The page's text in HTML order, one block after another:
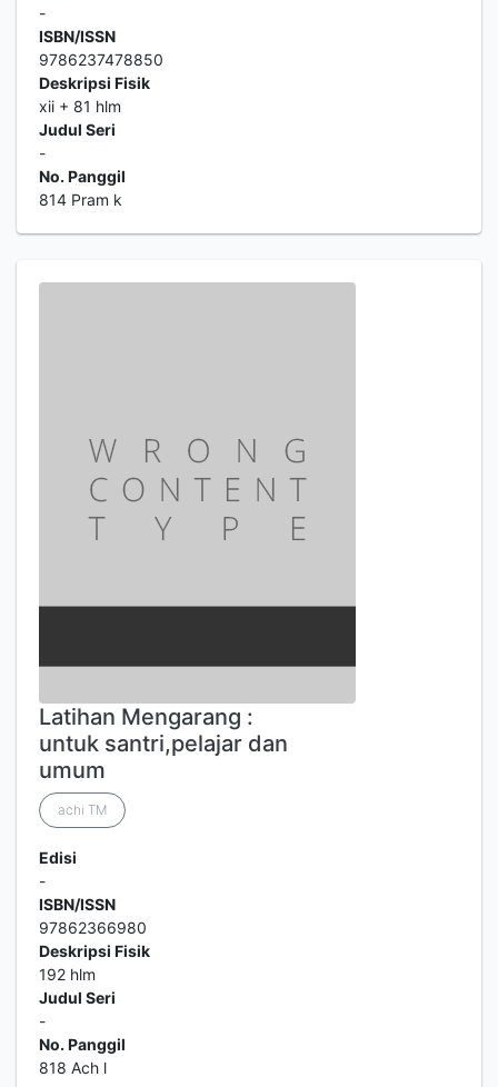
-
ISBN/ISSN
9786237478850
Deskripsi Fisik
xii + 81 hlm
Judul Seri
-
No. Panggil
814 Pram k
Latihan Mengarang :
untuk santri,pelajar dan
umum
achi TM
Edisi
-
ISBN/ISSN
97862366980
Deskripsi Fisik
192 hlm
Judul Seri
-
No. Panggil
818 Ach l